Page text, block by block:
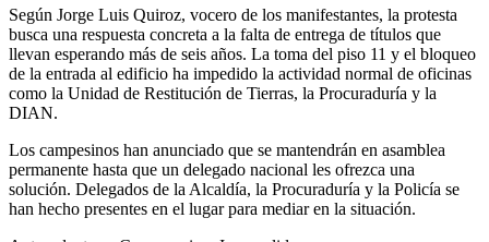
Según Jorge Luis Quiroz, vocero de los manifestantes, la protesta
busca una respuesta concreta a la falta de entrega de títulos que
llevan esperando más de seis años. La toma del piso 11 y el bloqueo
de la entrada al edificio ha impedido la actividad normal de oficinas
como la Unidad de Restitución de Tierras, la Procuraduría y la
DIAN.
Los campesinos han anunciado que se mantendrán en asamblea
permanente hasta que un delegado nacional les ofrezca una
solución. Delegados de la Alcaldía, la Procuraduría y la Policía se
han hecho presentes en el lugar para mediar en la situación.